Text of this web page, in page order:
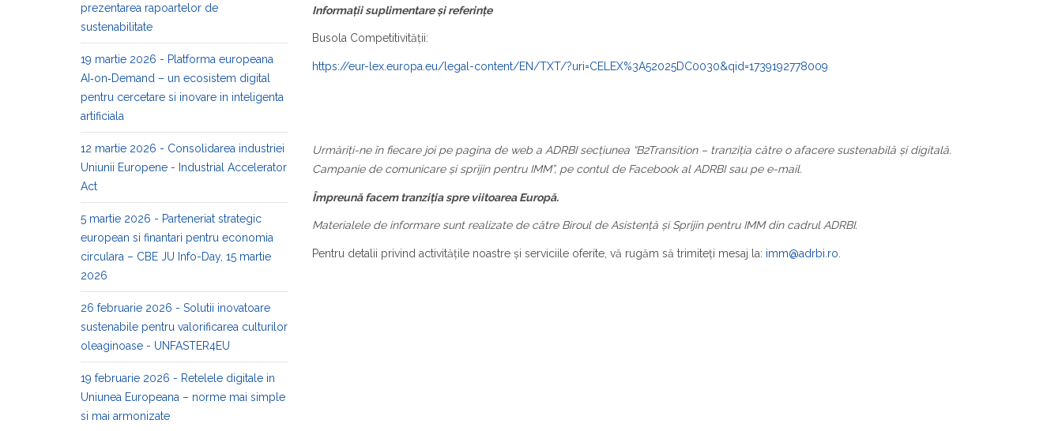
Informații suplimentare și referințe
Busola Competitivității:
https://eur-lex.europa.eu/legal-content/EN/TXT/?uri=CELEX%3A52025DC0030&qid=1739192778009
Urmăriți-ne în fiecare joi pe pagina de web a ADRBI secțiunea “B2Transition – tranziția către o afacere sustenabilă și digitală.
Campanie de comunicare și sprijin pentru IMM”, pe contul de Facebook al ADRBI sau pe e-mail.
Împreună facem tranziția spre viitoarea Europă.
Materialele de informare sunt realizate de către Biroul de Asistență și Sprijin pentru IMM din cadrul ADRBI.
Pentru detalii privind activităţile noastre şi serviciile oferite, vă rugăm să trimiteţi mesaj la: imm@adrbi.ro
prezentarea rapoartelor de
sustenabilitate
19 martie 2026 - Platforma europeana
AI‑on‑Demand – un ecosistem digital
pentru cercetare si inovare in inteligenta
artificiala
12 martie 2026 - Consolidarea industriei
Uniunii Europene - Industrial Accelerator
Act
5 martie 2026 - Parteneriat strategic
european si finantari pentru economia
circulara – CBE JU Info-Day, 15 martie
2026
26 februarie 2026 - Solutii inovatoare
sustenabile pentru valorificarea culturilor
oleaginoase - UNFASTER4EU
19 februarie 2026 - Retelele digitale in
Uniunea Europeana – norme mai simple
si mai armonizate